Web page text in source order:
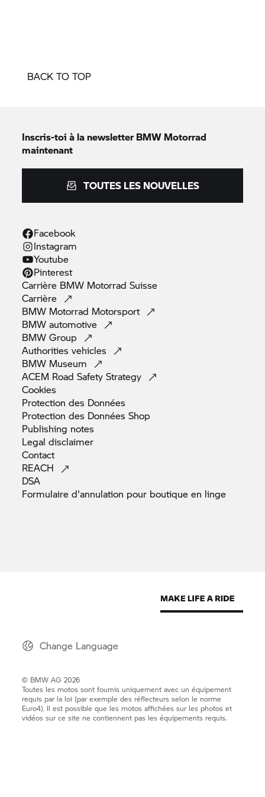
BACK TO TOP
Inscris-toi à la newsletterBMW Motorrad
maintenant
TOUTES LES NOUVELLES
Facebook
Instagram
Youtube
Pinterest
Carrière BMW Motorrad Suisse
Carrière
BMW Motorrad Motorsport
BMWautomotive
BMWGroup
Authoritiesvehicles
BMW Museum
ACEM Road SafetyStrategy
Cookies
Protection des Données
Protection des DonnéesShop
Publishing notes
Legaldisclaimer
Contact
REACH
DSA
Formulaire d'annulation pour boutique en linge
Change Language
© BMW AG 2026
Toutes les motos sont fournis uniquement avec un équipement
requis par la loi (par exemple des réflecteurs selon le norme
Euro4). Il est possible que les motos affichées sur les photos et
vidéos sur ce site ne contiennent pas les équipements requis.